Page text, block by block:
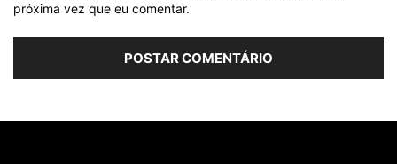
próxima vez que eu comentar.